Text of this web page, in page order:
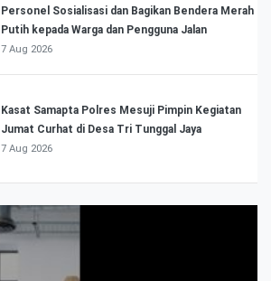
Personel Sosialisasi dan Bagikan Bendera Merah
Putih kepada Warga dan Pengguna Jalan
7 Aug 2026
Kasat Samapta Polres Mesuji Pimpin Kegiatan
Jumat Curhat di Desa Tri Tunggal Jaya
7 Aug 2026